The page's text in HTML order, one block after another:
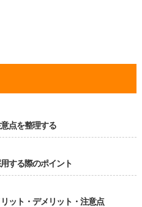
点を整理する
する際のポイント
ット・デメリット・注意点